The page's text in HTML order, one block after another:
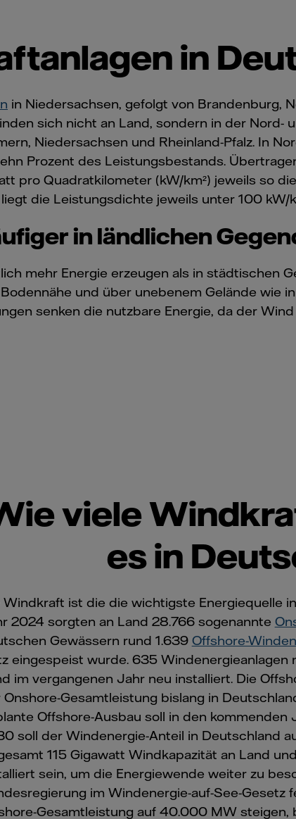
in
in Niedersachsen, gefolgt von Brandenburg,
sich nicht an Land, sondern in der Nord-
Niedersachsen und Rheinland-Pfalz. In
Prozent des Leistungsbestands.
pro Quadratkilometer (kW/km²) jeweils so
die Leistungsdichte jeweils unter 100 kW/
in ländlichen
mehr Energie erzeugen als in städtischen
und über unebenem Gelände wie
senken die nutzbare Energie, da der
viele
es in
Windkraft ist die die wichtigste Energiequelle
2024 sorgten an Land 28.766 sogenannte
Gewässern rund 1.639 Offshore-
eingespeist wurde. 635 Windenergieanlagen
im vergangenen Jahr neu installiert. Die
Onshore-Gesamtleistung bislang in
Offshore-Ausbau soll in den
soll der Windenergie-Anteil in Deutschland
115 Gigawatt Windkapazität an Land
sein, um die Energiewende weiter zu
im Windenergie-auf-See-Gesetz
Gesamtleistung auf 40.000 MW